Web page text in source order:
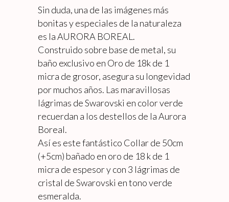
Sin duda, una de las imágenes más
bonitas y especiales de la naturaleza
es la AURORA BOREAL.
Construido sobre base de metal, su
baño exclusivo en Oro de 18k de 1
micra de grosor, asegura su longevidad
por muchos años. Las maravillosas
lágrimas de Swarovski en color verde
recuerdan a los destellos de la Aurora
Boreal.
Así es este fantástico Collar de 50cm
(+5cm) bañado en oro de 18 k de 1
micra de espesor y con 3 lágrimas de
cristal de Swarovski en tono verde
esmeralda.